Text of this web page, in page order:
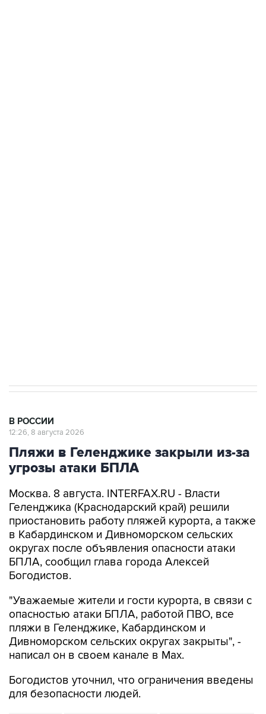
В РОССИИ
12:26, 8 августа 2026
Пляжи в Геленджике закрыли из-за
угрозы атаки БПЛА
Москва. 8 августа. INTERFAX.RU - Власти
Геленджика (Краснодарский край) решили
приостановить работу пляжей курорта, а также
в Кабардинском и Дивноморском сельских
округах после объявления опасности атаки
БПЛА, сообщил глава города Алексей
Богодистов.
"Уважаемые жители и гости курорта, в связи с
опасностью атаки БПЛА, работой ПВО, все
пляжи в Геленджике, Кабардинском и
Дивноморском сельских округах закрыты", -
написал он в своем канале в Max.
Богодистов уточнил, что ограничения введены
для безопасности людей.